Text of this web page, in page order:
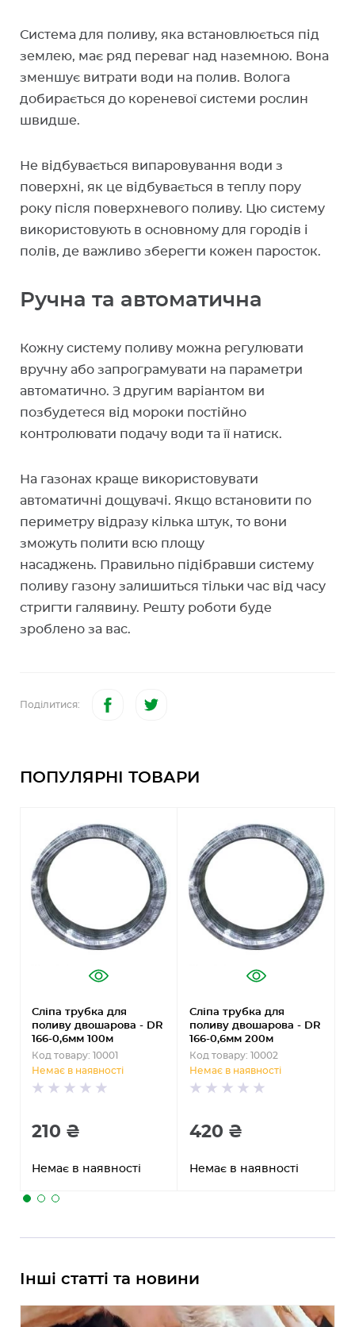
Система для поливу, яка встановлюється під
землею, має ряд переваг над наземною. Вона
зменшує витрати води на полив. Волога
добирається до кореневої системи рослин
швидше.
Не відбувається випаровування води з
поверхні, як це відбувається в теплу пору
року після поверхневого поливу. Цю систему
використовують в основному для городів і
полів, де важливо зберегти кожен паросток.
Ручна та автоматична
Кожну систему поливу можна регулювати
вручну або запрограмувати на параметри
автоматично. З другим варіантом ви
позбудетеся від мороки постійно
контролювати подачу води та її натиск.
На газонах краще використовувати
автоматичні дощувачі. Якщо встановити по
периметру відразу кілька штук, то вони
зможуть полити всю площу
насаджень. Правильно підібравши систему
поливу газону залишиться тільки час від часу
стригти галявину. Решту роботи буде
зроблено за вас.
Поділитися:
ПОПУЛЯРНІ ТОВАРИ
Сліпа трубка для
поливу двошарова - DR
166-0,6мм 100м
Код товару: 10001
Немає в наявності
210 ₴
Немає в наявності
Сліпа трубка для
поливу двошарова - DR
166-0,6мм 200м
Код товару: 10002
Немає в наявності
420 ₴
Немає в наявності
Інші статті та новини